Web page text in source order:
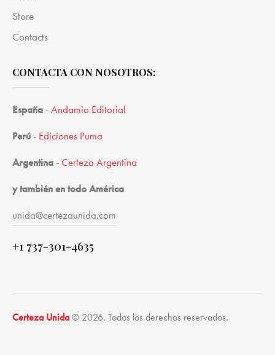
Store
Contacts
CONTACTA CON NOSOTROS:
España -Andamio Editorial
Perú - Ediciones Puma
Argentina -Certeza Argentina
y también en todo América
unida@certezaunida.com
+1 737-301-4635
Certeza Unida© 2026. Todos los derechos reservados.